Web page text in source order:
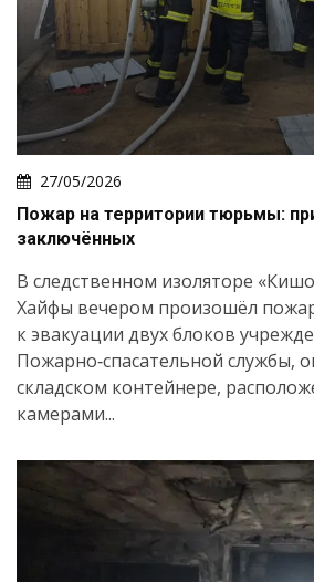
27/05/2026
Пожар на территории тюрьмы:
заключённых
В следственном изоляторе
Хайфы вечером произошёл
к эвакуации двух блоков
Пожарно‑спасательной службы,
складском контейнере,
камерами...